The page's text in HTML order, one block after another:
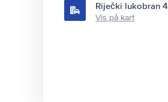
Riječki lukobran 4
Vis på kart